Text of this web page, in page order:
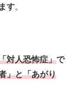
す。
対人恐怖症」で
」と「あがり